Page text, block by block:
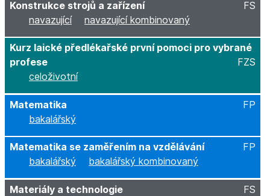
Konstrukce strojů a zařízení
FS
navazující
navazující kombinovaný
Kurz laické předlékařské první pomoci pro vybrané
profese
FZS
celoživotní
Matematika
FP
bakalářský
Matematika se zaměřením na vzdělávání
FP
bakalářský
bakalářský kombinovaný
Materiály a technologie
FS